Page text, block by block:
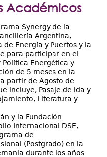
Académicos
Synergy de la
Argentina,
de Energía y Puertos y la
para participar en el
Política Energética y
de 5 meses en la
partir de Agosto de
incluye, Pasaje de ida y
Literatura y
y la Fundación
Internacional DSE,
de
(Postgrado) en la
durante los años